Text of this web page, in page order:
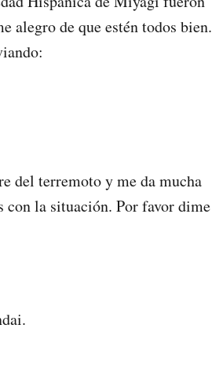
alegro de que estén todos bien.
del terremoto y me da mucha
con la situación. Por favor dime